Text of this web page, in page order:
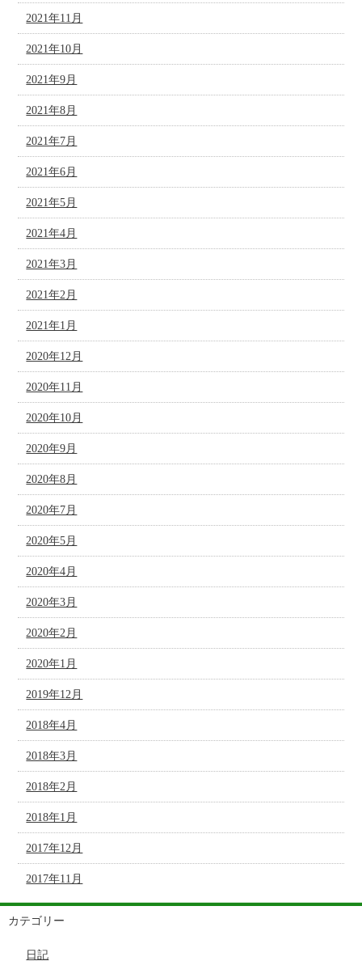
2021年11月
2021年10月
2021年9月
2021年8月
2021年7月
2021年6月
2021年5月
2021年4月
2021年3月
2021年2月
2021年1月
2020年12月
2020年11月
2020年10月
2020年9月
2020年8月
2020年7月
2020年5月
2020年4月
2020年3月
2020年2月
2020年1月
2019年12月
2018年4月
2018年3月
2018年2月
2018年1月
2017年12月
2017年11月
カテゴリー
日記